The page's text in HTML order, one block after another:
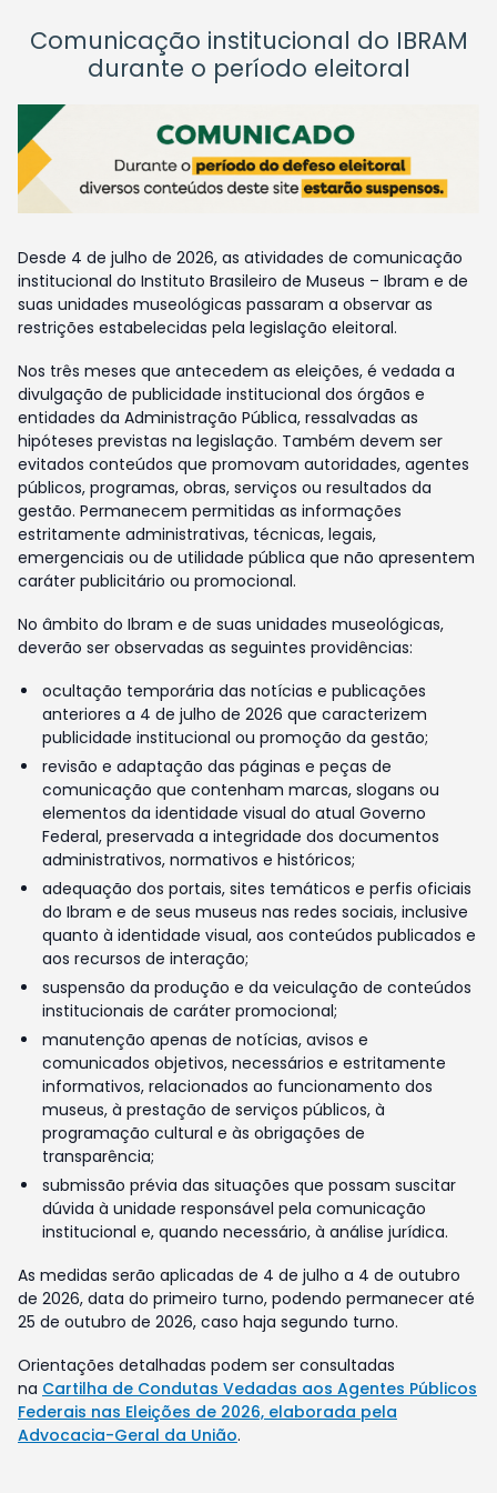
Comunicação institucional do IBRAM
durante o período eleitoral
Desde 4 de julho de 2026, as atividades de comunicação
institucional do Instituto Brasileiro de Museus – Ibram e de
suas unidades museológicas passaram a observar as
restrições estabelecidas pela legislação eleitoral.
Nos três meses que antecedem as eleições, é vedada a
divulgação de publicidade institucional dos órgãos e
entidades da Administração Pública, ressalvadas as
hipóteses previstas na legislação. Também devem ser
evitados conteúdos que promovam autoridades, agentes
públicos, programas, obras, serviços ou resultados da
gestão. Permanecem permitidas as informações
estritamente administrativas, técnicas, legais,
emergenciais ou de utilidade pública que não apresentem
caráter publicitário ou promocional.
No âmbito do Ibram e de suas unidades museológicas,
deverão ser observadas as seguintes providências:
ocultação temporária das notícias e publicações
anteriores a 4 de julho de 2026 que caracterizem
publicidade institucional ou promoção da gestão;
revisão e adaptação das páginas e peças de
comunicação que contenham marcas, slogans ou
elementos da identidade visual do atual Governo
Federal, preservada a integridade dos documentos
administrativos, normativos e históricos;
adequação dos portais, sites temáticos e perfis oficiais
do Ibram e de seus museus nas redes sociais, inclusive
quanto à identidade visual, aos conteúdos publicados e
aos recursos de interação;
suspensão da produção e da veiculação de conteúdos
institucionais de caráter promocional;
manutenção apenas de notícias, avisos e
comunicados objetivos, necessários e estritamente
informativos, relacionados ao funcionamento dos
museus, à prestação de serviços públicos, à
programação cultural e às obrigações de
transparência;
submissão prévia das situações que possam suscitar
dúvida à unidade responsável pela comunicação
institucional e, quando necessário, à análise jurídica.
As medidas serão aplicadas de 4 de julho a 4 de outubro
de 2026, data do primeiro turno, podendo permanecer até
25 de outubro de 2026, caso haja segundo turno.
Orientações detalhadas podem ser consultadas
na Cartilha de Condutas Vedadas aos Agentes Públicos
Federais nas Eleições de 2026, elaborada pela
Advocacia-Geral da União.